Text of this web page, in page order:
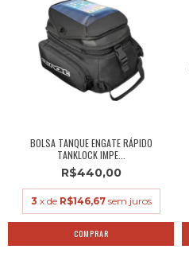
BOLSA TANQUE ENGATE RÁPIDO
TANKLOCK IMPE...
R$440,00
3 x de R$146,67 sem juros